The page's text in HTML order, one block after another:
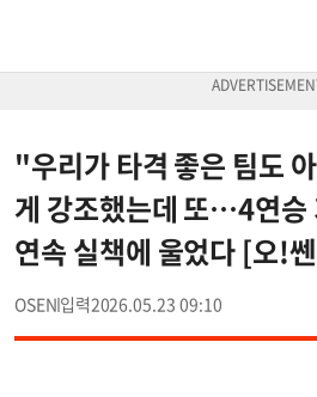
"우리가 타격 좋은 팀도
게 강조했는데 또…4연승
연속 실책에 울었다 [오!
OSEN 2026.05.23 09:10